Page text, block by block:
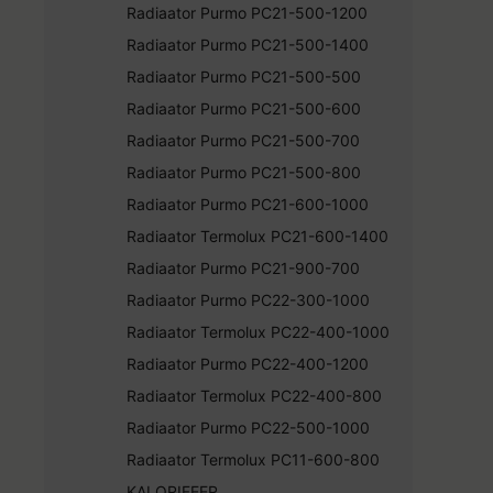
Radiaator Purmo PC21-500-1200
Radiaator Purmo PC21-500-1400
Radiaator Purmo PC21-500-500
Radiaator Purmo PC21-500-600
Radiaator Purmo PC21-500-700
Radiaator Purmo PC21-500-800
Radiaator Purmo PC21-600-1000
Radiaator Termolux PC21-600-1400
Radiaator Purmo PC21-900-700
Radiaator Purmo PC22-300-1000
Radiaator Termolux PC22-400-1000
Radiaator Purmo PC22-400-1200
Radiaator Termolux PC22-400-800
Radiaator Purmo PC22-500-1000
Radiaator Termolux PC11-600-800